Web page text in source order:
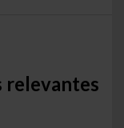
relevantes